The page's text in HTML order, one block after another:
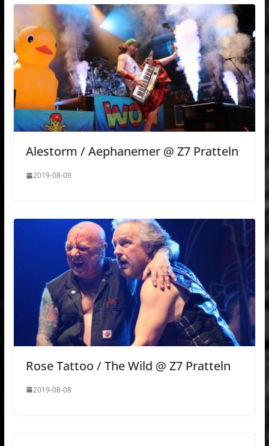
Alestorm / Aephanemer @ Z7 Pratteln
2019-08-09
Rose Tattoo / The Wild @ Z7 Pratteln
2019-08-08